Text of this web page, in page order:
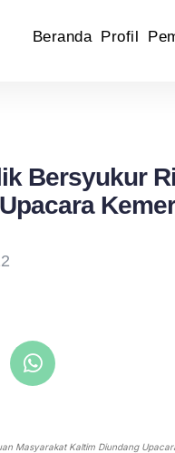
Beranda Profil
Bersyukur
Masyarakat Kaltim Diundang